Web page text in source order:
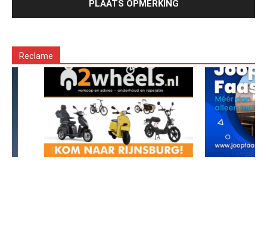
Reclame